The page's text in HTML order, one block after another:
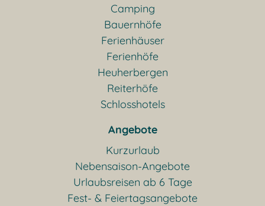
Camping
Bauernhöfe
Ferienhäuser
Ferienhöfe
Heuherbergen
Reiterhöfe
Schlosshotels
Angebote
Kurzurlaub
Nebensaison-Angebote
Urlaubsreisen ab 6 Tage
Fest- & Feiertagsangebote